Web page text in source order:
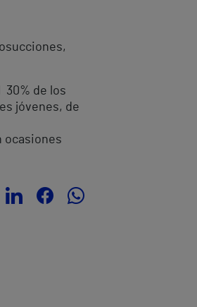
30% de los
jóvenes, de
ocasiones